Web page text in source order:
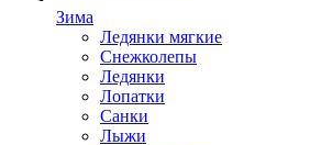
Зима
Ледянки мягкие
Снежколепы
Ледянки
Лопатки
Санки
Лыжи